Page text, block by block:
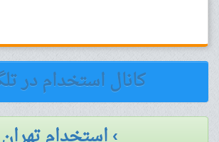
کانال استخدام در